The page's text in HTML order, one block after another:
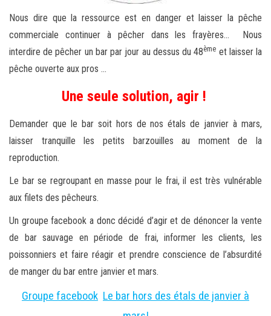
Nous dire que la ressource est en danger et laisser la pêche
commerciale continuer à pêcher dans les frayères… Nous
interdire de pêcher un bar par jour au dessus du 48ème et laisser la
pêche ouverte aux pros …
Une seule solution, agir !
Demander que le bar soit hors de nos étals de janvier à mars,
laisser tranquille les petits barzouilles au moment de la
reproduction.
Le bar se regroupant en masse pour le frai, il est très vulnérable
aux filets des pêcheurs.
Un groupe facebook a donc décidé d’agir et de dénoncer la vente
de bar sauvage en période de frai, informer les clients, les
poissonniers et faire réagir et prendre conscience de l’absurdité
de manger du bar entre janvier et mars.
Groupe facebook Le bar hors des étals de janvier à